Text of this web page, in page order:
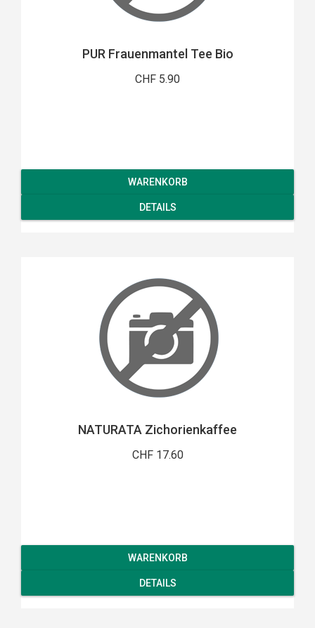
PUR Frauenmantel Tee Bio
CHF 5.90
WARENKORB
DETAILS
NATURATA Zichorienkaffee
CHF 17.60
WARENKORB
DETAILS